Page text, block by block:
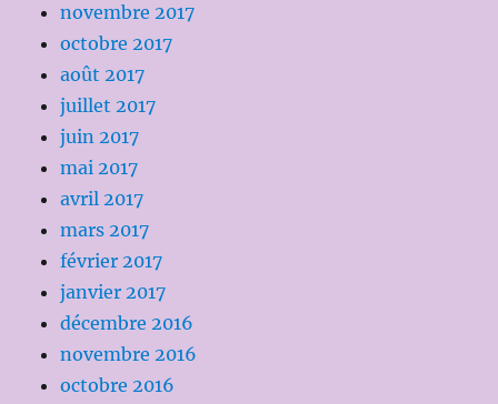
novembre 2017
octobre 2017
août 2017
juillet 2017
juin 2017
mai 2017
avril 2017
mars 2017
février 2017
janvier 2017
décembre 2016
novembre 2016
octobre 2016